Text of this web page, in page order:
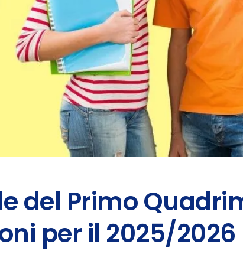
del Primo
per il 2025/2026